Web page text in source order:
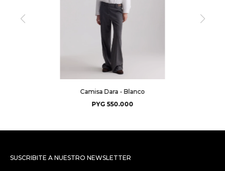
Camisa Dara - Blanco
PYG 550.000
SUSCRIBITE A NUESTRO NEWSLETTER